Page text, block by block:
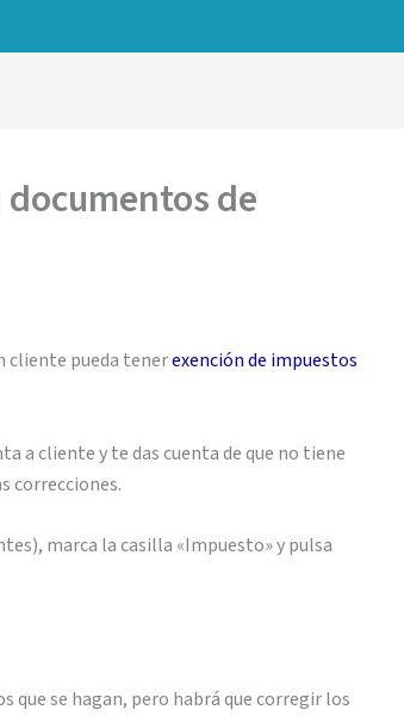
de
cliente pueda tenerexención de impuestos
a cliente y te das cuenta de que no tiene
correcciones.
marca la casilla «Impuesto» y pulsa
que se hagan, pero habrá que corregir los